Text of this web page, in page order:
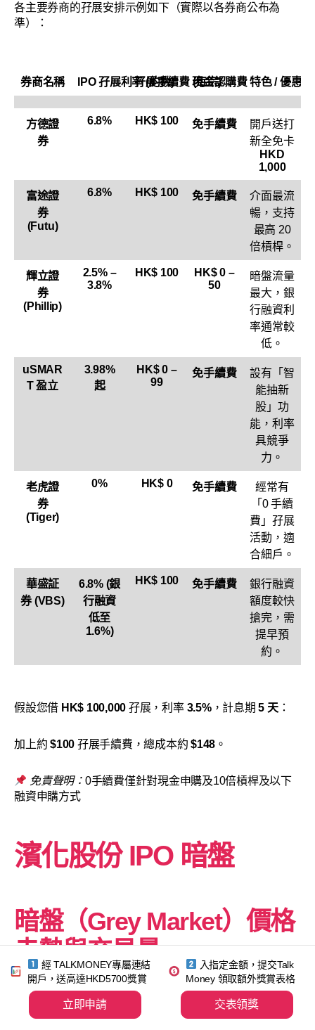
各主要券商的孖展安排示例如下（實際以各券商公布為
準）：
券商名稱 IPO 孖展利率 (約數)孖展手續費 (每宗)
現金認購費特色 / 優惠
方德證
券
6.8% HK$ 100 免手續費
開戶送打
新全免卡
HKD
1,000
富途證
券
(Futu)
6.8% HK$ 100 免手續費
介面最流
暢，支持
最高 20
倍槓桿。
輝立證
券
(Phillip)
2.5% –
3.8%
HK$ 100
HK$ 0 –
50
暗盤流量
最大，銀
行融資利
率通常較
低。
uSMAR
T 盈立
3.98%
起
HK$ 0 –
99
免手續費
設有「智
能抽新
股」功
能，利率
具競爭
力。
老虎證
券
(Tiger)
0% HK$ 0 免手續費
經常有
「0 手續
費」孖展
活動，適
合細戶。
華盛証
券 (VBS)
6.8% (銀
行融資
低至
1.6%)
HK$ 100 免手續費
銀行融資
額度較快
搶完，需
提早預
約。
假設您借 HK$ 100,000 孖展，利率 3.5%，計息期5 天：
加上約$100 孖展手續費，總成本約$148 。
免責聲明： 0手續費僅針對現金申購及10倍槓桿及以下
融資申購方式
濱化股份IPO 暗盤
暗盤（Grey Market）價格
走勢與交易量
小編方德證券做示範如何在app查看價格和暗盤交易:
經 TALKMONEY專屬連結
開戶，送高達HKD5700獎賞
立即申請
入指定金額，提交Talk
Money 領取額外獎賞表格
交表領獎